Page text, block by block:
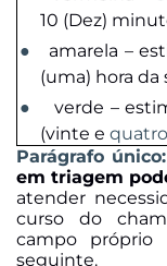
10 (Dez)
● amarela –
(uma) hora da
●
verde –
(vinte e quatro
Parágrafo único:
em triagem
atender
curso do
campo próprio
seguinte.